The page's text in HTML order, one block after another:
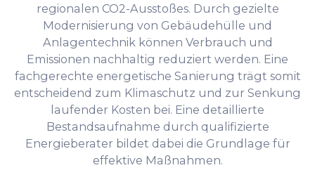
regionalen CO2-Ausstoßes. Durch gezielte
Modernisierung von Gebäudehülle und
Anlagentechnik können Verbrauch und
Emissionen nachhaltig reduziert werden. Eine
fachgerechte energetische Sanierung trägt somit
entscheidend zum Klimaschutz und zur Senkung
laufender Kosten bei. Eine detaillierte
Bestandsaufnahme durch qualifizierte
Energieberater bildet dabei die Grundlage für
effektive Maßnahmen.